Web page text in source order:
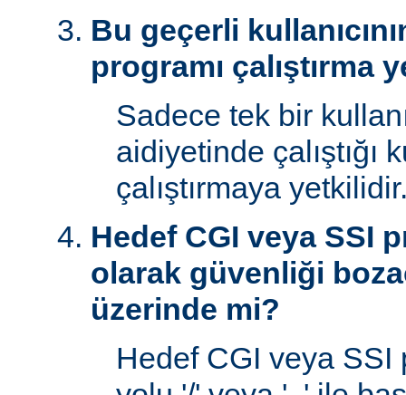
Bu geçerli
programı çalıştırma
Sadece tek bir
aidiyetinde çalıştığı
çalıştırmaya
Hedef CGI veya SSI
olarak güvenliği
üzerinde mi?
Hedef CGI veya SSI